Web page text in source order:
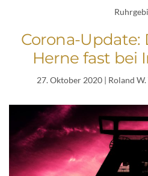
Corona-Update:
Herne fast bei
27. Oktober 2020| Roland W.